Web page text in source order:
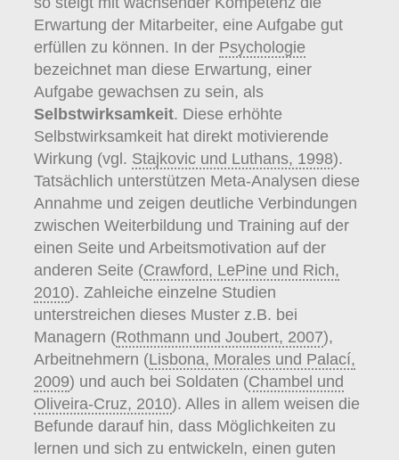
Erwartung der Mitarbeiter, eine Aufgabe gut
erfüllen zu können. In der Psychologie
bezeichnet man diese Erwartung, einer
Aufgabe gewachsen zu sein, als
Selbstwirksamkeit. Diese erhöhte
Selbstwirksamkeit hat direkt motivierende
Wirkung (vgl. Stajkovic und Luthans, 1998).
Tatsächlich unterstützen Meta-Analysen diese
Annahme und zeigen deutliche Verbindungen
zwischen Weiterbildung und Training auf der
einen Seite und Arbeitsmotivation auf der
anderen Seite (Crawford, LePine und Rich,
2010). Zahleiche einzelne Studien
unterstreichen dieses Muster z.B. bei
Managern (Rothmann und Joubert, 2007),
Arbeitnehmern (Lisbona, Morales und Palací,
2009) und auch bei Soldaten (Chambel und
Oliveira-Cruz, 2010). Alles in allem weisen die
Befunde darauf hin, dass Möglichkeiten zu
lernen und sich zu entwickeln, einen guten